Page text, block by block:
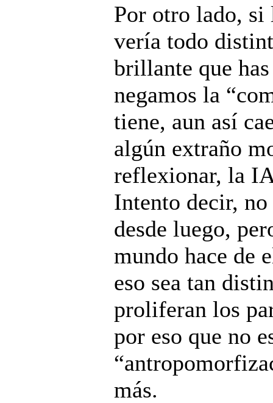
Por otro lado, si
vería todo
brillante que
negamos la
tiene, aun así
algún extraño
reflexionar, la
Intento decir,
desde luego,
mundo hace de
eso sea tan
proliferan los
por eso que no
más.